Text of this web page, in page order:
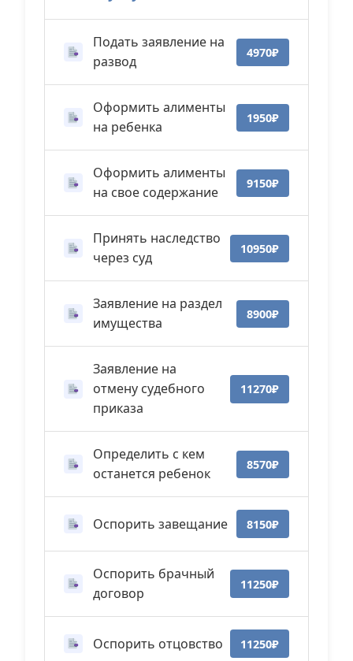
Подать заявление на
развод
4970₽
Оформить алименты
на ребенка
1950₽
Оформить алименты
на свое содержание
9150₽
Принять наследство
через суд
10950₽
Заявление на раздел
имущества
8900₽
Заявление на
отмену судебного
приказа
11270₽
Определить с кем
останется ребенок
8570₽
Оспорить завещание 8150₽
Оспорить брачный
договор
11250₽
Оспорить отцовство 11250₽